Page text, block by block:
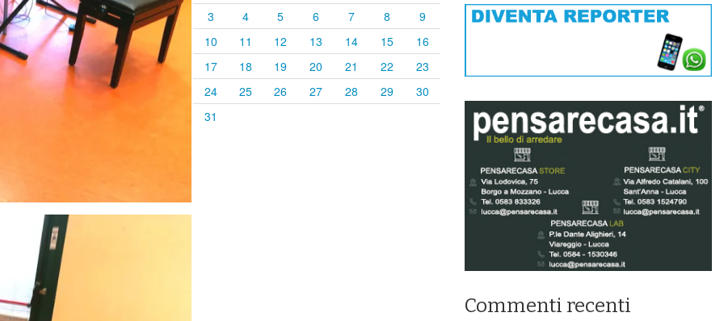
3
4 5 6 7 8
9
10
11 12 13 14 15
16
17
18 19 20 21 22
23
24
25 26 27 28 29
30
31
Commenti recenti